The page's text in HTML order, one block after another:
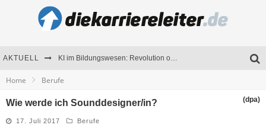
AKTUELL KI im Bildungswesen: Revolution oder Risiko für Schulen und Universitäten?
Home Berufe
Wie werde ich Sounddesigner/in? (dpa)
17. Juli 2017 Berufe